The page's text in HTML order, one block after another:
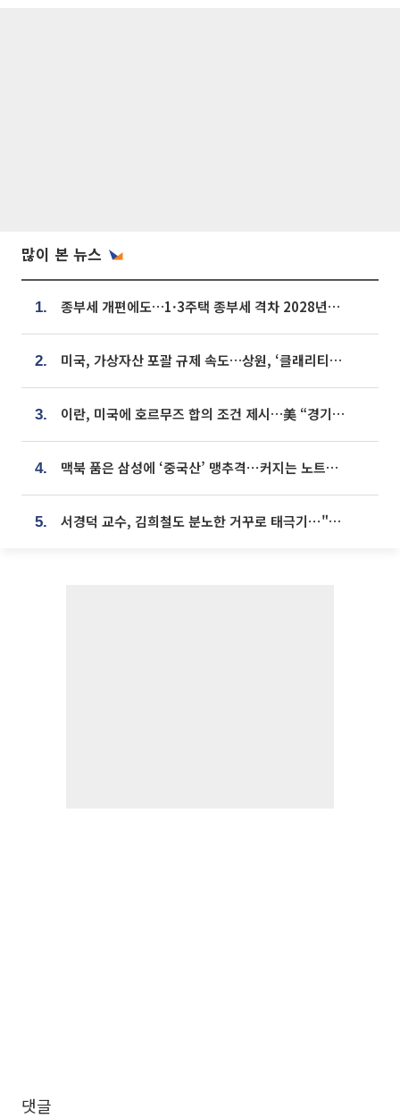
많이 본 뉴스
1. 종부세 개편에도…1·3주택 종부세 격차 2028년부터 확대
2. 미국, 가상자산 포괄 규제 속도…상원, ‘클래리티법’ 9월 절차투표 추진
3. 이란, 미국에 호르무즈 합의 조건 제시…美 “경기 아직 안 끝나” [종합]
4. 맥북 품은 삼성에 ‘중국산’ 맹추격⋯커지는 노트북 OLED 시장
5. 서경덕 교수, 김희철도 분노한 거꾸로 태극기⋯"엉터리는 아냐, 아쉬울 뿐"
댓글